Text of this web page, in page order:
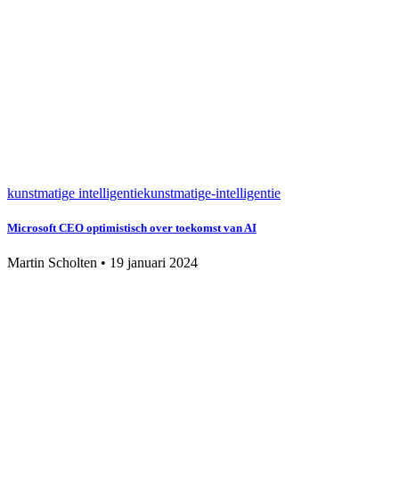
kunstmatige intelligentiekunstmatige-intelligentie
Microsoft CEO optimistisch over toekomst van AI
Martin Scholten • 19 januari 2024